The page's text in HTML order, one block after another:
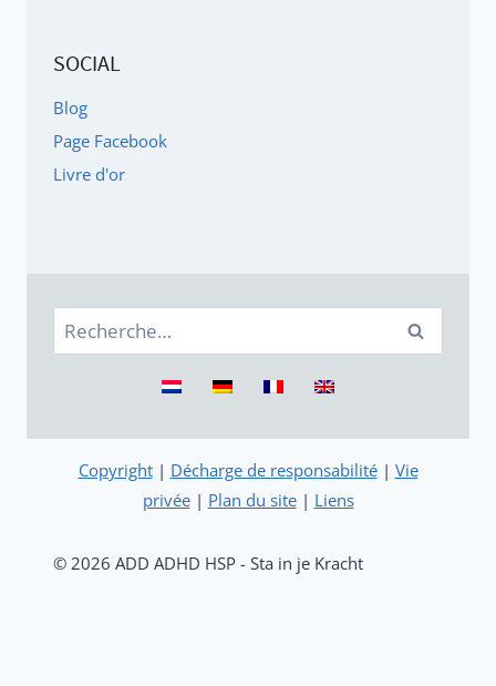
SOCIAL
Blog
Page Facebook
Livre d'or
Rechercher :
© 2026 ADD ADHD HSP - Sta in je Kracht
Copyright| Décharge de responsabilité| Vie
privée| Plan du site| Liens